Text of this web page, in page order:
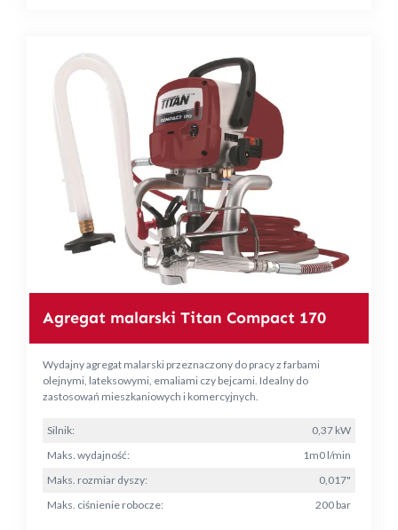
Agregat malarski Titan Compact 170
Wydajny agregat malarski przeznaczony do pracy z farbami
olejnymi, lateksowymi, emaliami czy bejcami. Idealny do
zastosowań mieszkaniowych i komercyjnych.
Silnik:
0,37 kW
Maks. wydajność:
1m0 l/min
Maks. rozmiar dyszy:
0,017"
Maks. ciśnienie robocze:
200 bar